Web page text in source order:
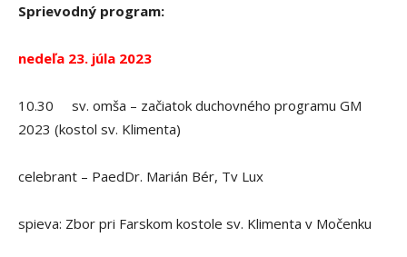
Sprievodný program:
nedeľa 23. júla 2023
10.30 sv. omša – začiatok duchovného programu GM
2023 (kostol sv. Klimenta)
celebrant – PaedDr. Marián Bér, Tv Lux
spieva: Zbor pri Farskom kostole sv. Klimenta v Močenku